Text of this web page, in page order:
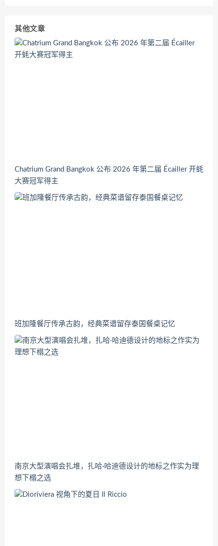
其他文章
Chatrium Grand Bangkok 公布 2026 年第二届 Écailler 开蚝
大赛冠军得主
班加隆餐厅传承古韵，经典菜谱留存泰国餐桌记忆
南京大型演唱会扎堆，扎哈·哈迪德设计的地标之作实为理
想下榻之选